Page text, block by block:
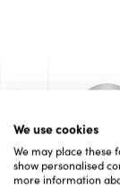
We use cookies
We may place these
show personalised
more information